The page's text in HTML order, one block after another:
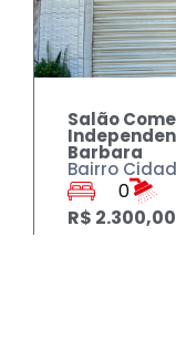
Salão
Barbara
Bairro
0
R$ 2.300,00